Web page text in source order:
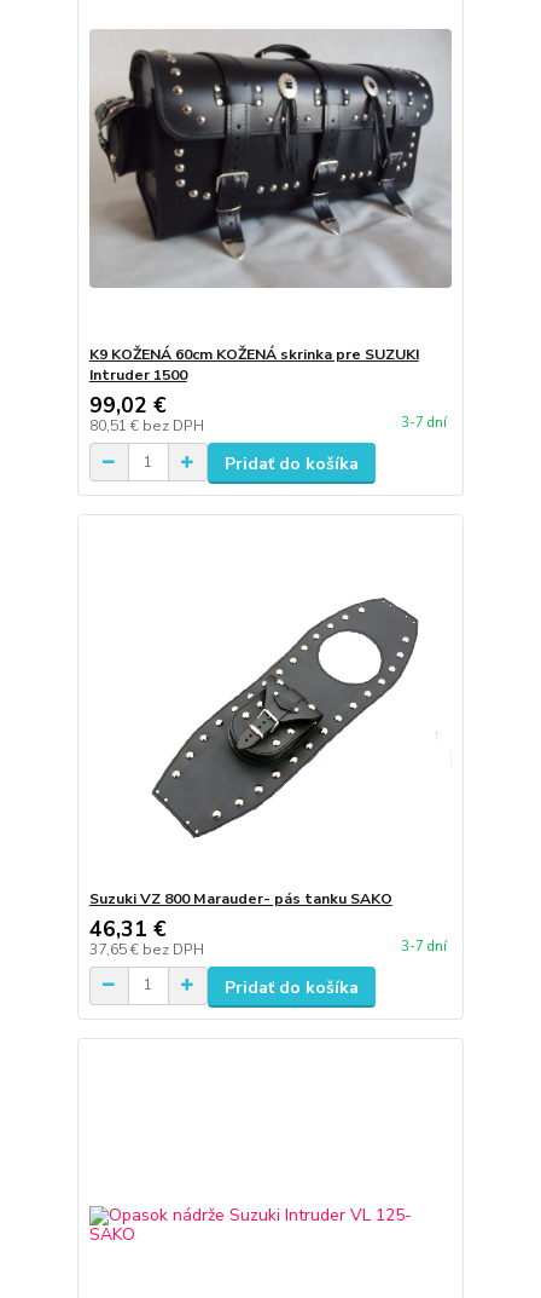
K9 KOŽENÁ 60cm KOŽENÁ skrinka pre SUZUKI
Intruder 1500
99,02 €
80,51 € bez DPH 3-7 dní
Pridať do košíka
Suzuki VZ 800 Marauder- pás tanku SAKO
46,31 €
37,65 € bez DPH 3-7 dní
Pridať do košíka